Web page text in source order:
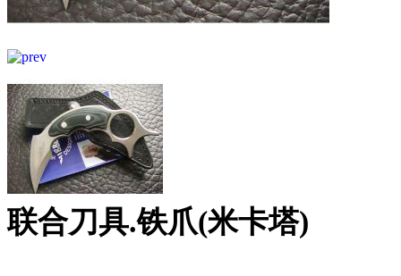
联合刀具.铁爪(米卡塔)